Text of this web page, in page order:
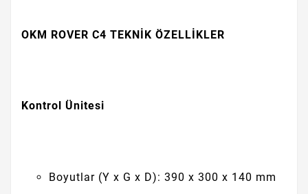
OKM ROVER C4 TEKNİK ÖZELLİKLER
Kontrol Ünitesi
Boyutlar (Y x G x D): 390 x 300 x 140 mm